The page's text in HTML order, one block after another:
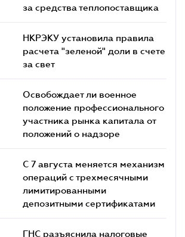
за средства теплопоставщика
НКРЭКУ установила правила
расчета "зеленой" доли в счете
за свет
Освобождает ли военное
положение профессионального
участника рынка капитала от
положений о надзоре
С 7 августа меняется механизм
операций с трехмесячными
лимитированными
депозитными сертификатами
ГНС разъяснила налоговые